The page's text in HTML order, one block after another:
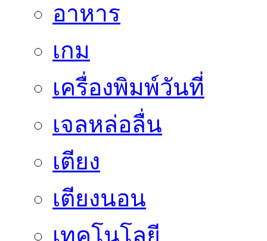
อาหาร
เกม
เครื่องพิมพ์วันที่
เจลหล่อลื่น
เตียง
เตียงนอน
เทคโนโลยี